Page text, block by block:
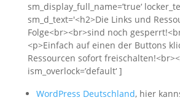
sm_display_full_name=’true‘
sm_d_text='<h2>Die Links und
Folge<br><br>sind noch
<p>Einfach auf einen der Buttons
Ressourcen sofort
ism_overlock=’default‘ ]
WordPress Deutschland, hier